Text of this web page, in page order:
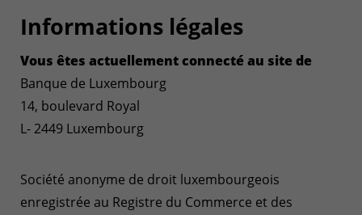
Informations légales
Vous êtes actuellement connecté au site de
Banque de Luxembourg
14, boulevard Royal
L- 2449 Luxembourg
Société anonyme de droit luxembourgeois
enregistrée au Registre du Commerce et des